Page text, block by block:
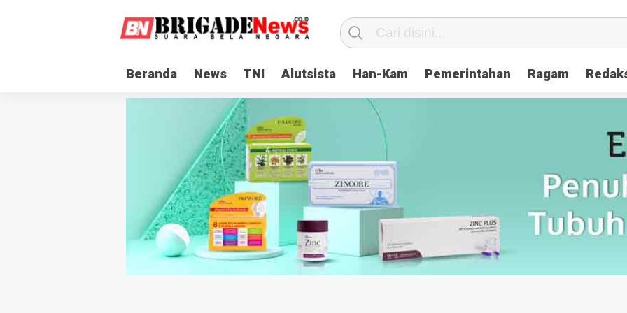
Beranda News TNI Alutsista Han-Kam Pemerintahan Ragam